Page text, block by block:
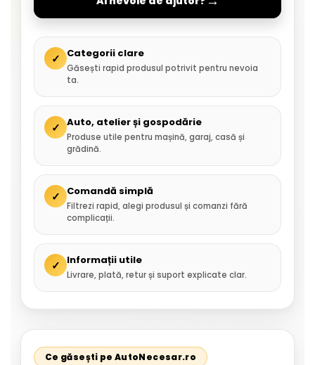
✓ Categorii clare
Găsești rapid produsul potrivit pentru nevoia
ta.
✓ Auto, atelier și gospodărie
Produse utile pentru mașină, garaj, casă și
grădină.
✓ Comandă simplă
Filtrezi rapid, alegi produsul și comanzi fără
complicații.
✓ Informații utile
Livrare, plată, retur și suport explicate clar.
Ce găsești pe AutoNecesar.ro